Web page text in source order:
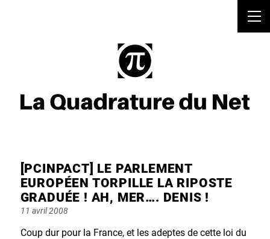
[PCINPACT] LE PARLEMENT
EUROPÉEN TORPILLE LA RIPOSTE
GRADUÉE ! AH, MER…. DENIS !
Posted
on
11 avril 2008
Coup dur pour la France, et les adeptes de cette loi du